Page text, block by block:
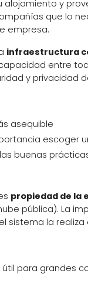
alojamiento y
que lo
empresa.
infraestructura
entre
y privacidad
asequible
escoger
buenas
propiedad de la
pública). La
sistema la
para grandes